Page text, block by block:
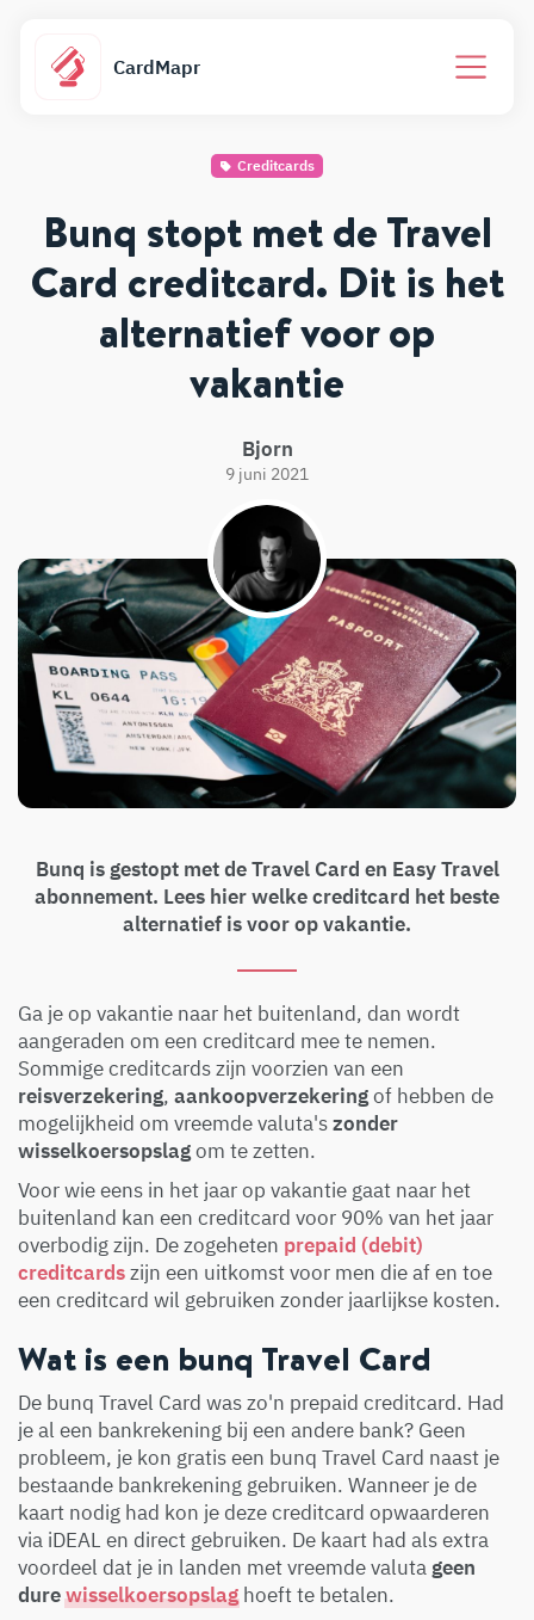
CardMapr
Creditcards
Bunq stopt met de Travel
Card creditcard. Dit is het
alternatief voor op
vakantie
Bjorn
9 juni 2021
Bunq is gestopt met de Travel Card en Easy Travel
abonnement. Lees hier welke creditcard het beste
alternatief is voor op vakantie.
Ga je op vakantie naar het buitenland, dan wordt
aangeraden om een creditcard mee te nemen.
Sommige creditcards zijn voorzien van een
reisverzekering, aankoopverzekeringof hebben de
mogelijkheid om vreemde valuta'szonder
wisselkoersopslagom te zetten.
Voor wie eens in het jaar op vakantie gaat naar het
buitenland kan een creditcard voor 90% van het jaar
overbodig zijn. De zogeheten prepaid (debit)
creditcardszijn een uitkomst voor men die af en toe
een creditcard wil gebruiken zonder jaarlijkse kosten.
Wat is een bunq Travel Card
De bunq Travel Card was zo'n prepaid creditcard. Had
je al een bankrekening bij een andere bank? Geen
probleem, je kon gratis een bunq Travel Card naast je
bestaande bankrekening gebruiken. Wanneer je de
kaart nodig had kon je deze creditcard opwaarderen
via iDEAL en direct gebruiken. De kaart had als extra
voordeel dat je in landen met vreemde valuta geen
durewisselkoersopslaghoeft te betalen.